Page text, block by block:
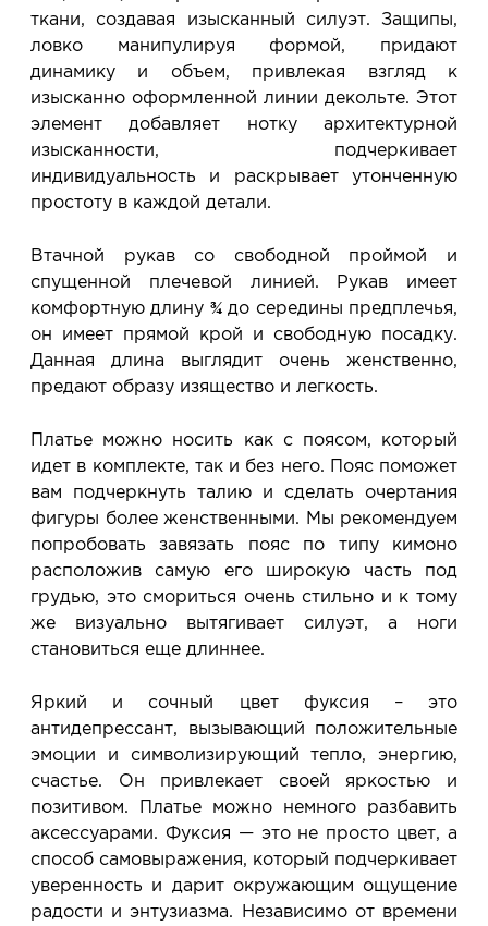
ткани, создавая изысканный силуэт. Защипы,
ловко манипулируя формой, придают
динамику и объем, привлекая взгляд к
изысканно оформленной линии декольте. Этот
элемент добавляет нотку архитектурной
изысканности, подчеркивает
индивидуальность и раскрывает утонченную
простоту в каждой детали.
Втачной рукав со свободной проймой и
спущенной плечевой линией. Рукав имеет
комфортную длину ¾ до середины предплечья,
он имеет прямой крой и свободную посадку.
Данная длина выглядит очень женственно,
предают образу изящество и легкость.
Платье можно носить как с поясом, который
идет в комплекте, так и без него. Пояс поможет
вам подчеркнуть талию и сделать очертания
фигуры более женственными. Мы рекомендуем
попробовать завязать пояс по типу кимоно
расположив самую его широкую часть под
грудью, это смориться очень стильно и к тому
же визуально вытягивает силуэт, а ноги
становиться еще длиннее.
Яркий и сочный цвет фуксия – это
антидепрессант, вызывающий положительные
эмоции и символизирующий тепло, энергию,
счастье. Он привлекает своей яркостью и
позитивом. Платье можно немного разбавить
аксессуарами. Фуксия — это не просто цвет, а
способ самовыражения, который подчеркивает
уверенность и дарит окружающим ощущение
радости и энтузиазма. Независимо от времени